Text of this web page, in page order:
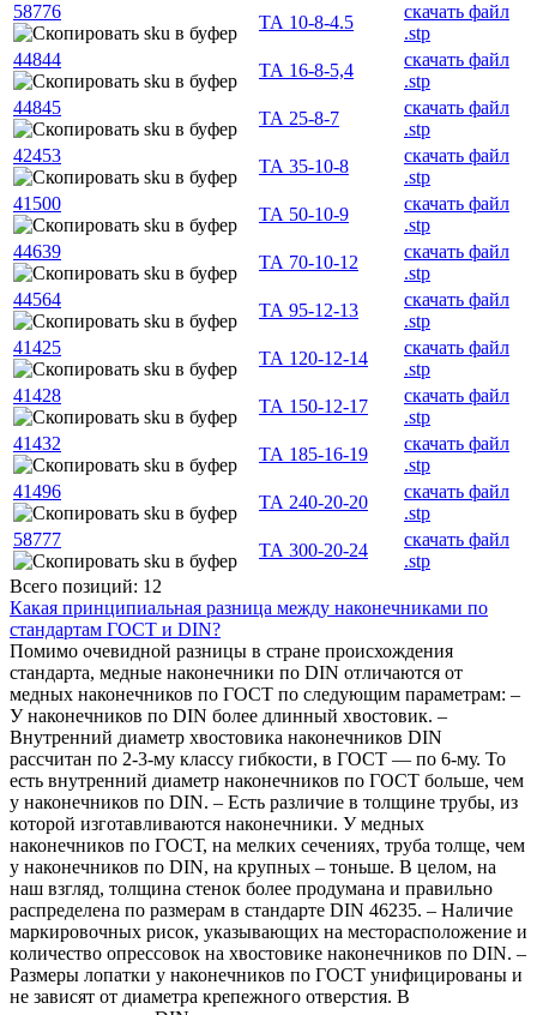
58776
ТА 10-8-4.5
скачать файл
.stp
44844
ТА 16-8-5,4
скачать файл
.stp
44845
ТА 25-8-7
скачать файл
.stp
42453
ТА 35-10-8
скачать файл
.stp
41500
ТА 50-10-9
скачать файл
.stp
44639
ТА 70-10-12
скачать файл
.stp
44564
ТА 95-12-13
скачать файл
.stp
41425
ТА 120-12-14
скачать файл
.stp
41428
ТА 150-12-17
скачать файл
.stp
41432
ТА 185-16-19
скачать файл
.stp
41496
ТА 240-20-20
скачать файл
.stp
58777
ТА 300-20-24
скачать файл
.stp
Всего позиций: 12
Какая принципиальная разница между наконечниками по
стандартам ГОСТ и DIN?
Помимо очевидной разницы в стране происхождения
стандарта, медные наконечники по DIN отличаются от
медных наконечников по ГОСТ по следующим параметрам: –
У наконечников по DIN более длинный хвостовик. –
Внутренний диаметр хвостовика наконечников DIN
рассчитан по 2-3-му классу гибкости, в ГОСТ — по 6-му. То
есть внутренний диаметр наконечников по ГОСТ больше, чем
у наконечников по DIN. – Есть различие в толщине трубы, из
которой изготавливаются наконечники. У медных
наконечников по ГОСТ, на мелких сечениях, труба толще, чем
у наконечников по DIN, на крупных – тоньше. В целом, на
наш взгляд, толщина стенок более продумана и правильно
распределена по размерам в стандарте DIN 46235. – Наличие
маркировочных рисок, указывающих на месторасположение и
количество опрессовок на хвостовике наконечников по DIN. –
Размеры лопатки у наконечников по ГОСТ унифицированы и
не зависят от диаметра крепежного отверстия. В